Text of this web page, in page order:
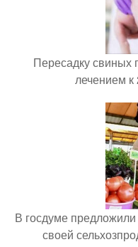
Пересадку свиных
лечением к
В госдуме
своей